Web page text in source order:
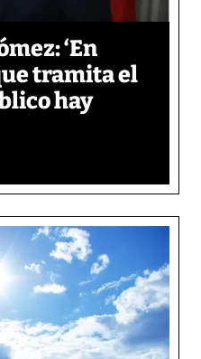
‘En
tramita el
hay